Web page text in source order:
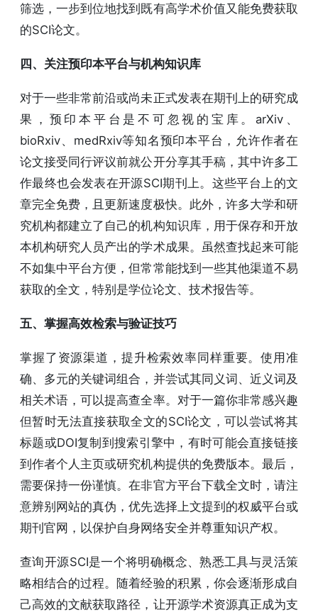
筛选，一步到位地找到既有高学术价值又能免费获取
的SCI论文。
四、关注预印本平台与机构知识库
对于一些非常前沿或尚未正式发表在期刊上的研究成
果，预印本平台是不可忽视的宝库。arXiv、
bioRxiv、medRxiv等知名预印本平台，允许作者在
论文接受同行评议前就公开分享其手稿，其中许多工
作最终也会发表在开源SCI期刊上。这些平台上的文
章完全免费，且更新速度极快。此外，许多大学和研
究机构都建立了自己的机构知识库，用于保存和开放
本机构研究人员产出的学术成果。虽然查找起来可能
不如集中平台方便，但常常能找到一些其他渠道不易
获取的全文，特别是学位论文、技术报告等。
五、掌握高效检索与验证技巧
掌握了资源渠道，提升检索效率同样重要。使用准
确、多元的关键词组合，并尝试其同义词、近义词及
相关术语，可以提高查全率。对于一篇你非常感兴趣
但暂时无法直接获取全文的SCI论文，可以尝试将其
标题或DOI复制到搜索引擎中，有时可能会直接链接
到作者个人主页或研究机构提供的免费版本。最后，
需要保持一份谨慎。在非官方平台下载全文时，请注
意辨别网站的真伪，优先选择上文提到的权威平台或
期刊官网，以保护自身网络安全并尊重知识产权。
查询开源SCI是一个将明确概念、熟悉工具与灵活策
略相结合的过程。随着经验的积累，你会逐渐形成自
己高效的文献获取路径，让开源学术资源真正成为支